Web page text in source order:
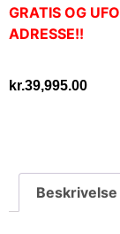
GRATIS OG
ADRESSE!!
kr.39,995.00
Beskrivelse